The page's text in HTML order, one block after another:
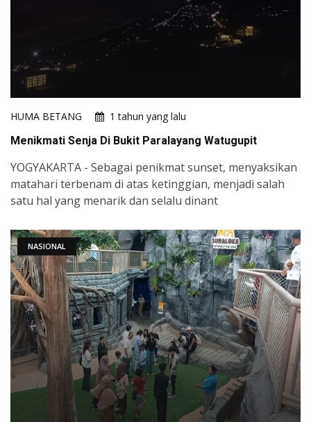
HUMA BETANG
1 tahun yang lalu
Menikmati Senja Di Bukit Paralayang Watugupit
YOGYAKARTA - Sebagai penikmat sunset, menyaksikan
matahari terbenam di atas ketinggian, menjadi salah
satu hal yang menarik dan selalu dinant
NASIONAL